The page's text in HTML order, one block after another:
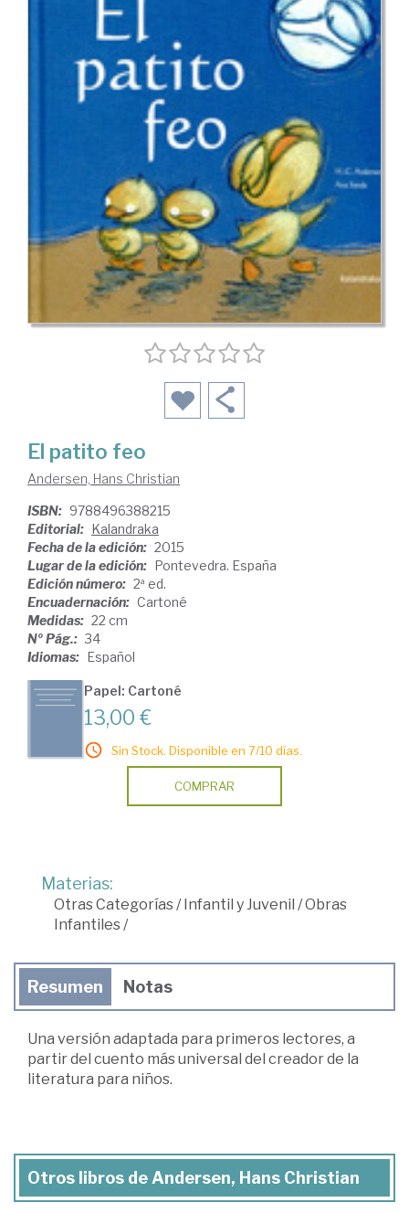
El patito feo
Andersen, Hans Christian
ISBN: 9788496388215
Editorial: Kalandraka
Fecha de la edición: 2015
Lugar de la edición: Pontevedra. España
Edición número: 2ª ed.
Encuadernación: Cartoné
Medidas: 22 cm
Nº Pág.: 34
Idiomas: Español
Papel: Cartoné
13,00 €
Sin Stock. Disponible en 7/10 días.
COMPRAR
Materias:
Otras Categorías/Infantil y Juvenil /Obras
Infantiles/
Resumen Notas
Una versión adaptada para primeros lectores, a
partir del cuento más universal del creador de la
literatura para niños.
Otros libros de Andersen, Hans Christian